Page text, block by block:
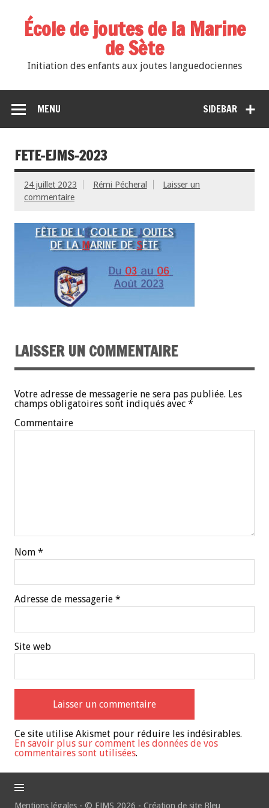
École de joutes de la Marine
de Sète
Initiation des enfants aux joutes languedociennes
SIDEBAR
MENU
FETE-EJMS-2023
24 juillet 2023 Rémi Pécheral
Laisser un
commentaire
LAISSER UN COMMENTAIRE
Votre adresse de messagerie ne sera pas publiée. Les
champs obligatoires sont indiqués avec *
Commentaire
Nom *
Adresse de messagerie *
Site web
Ce site utilise Akismet pour réduire les indésirables.
En savoir plus sur comment les données de vos
commentaires sont utilisées.
Mentions légales - © EJMS 2026 - Création de site Bleu